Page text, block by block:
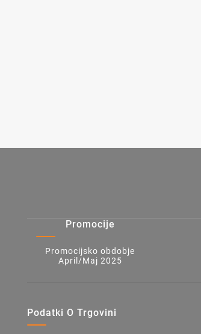
Promocije
Promocijsko obdobje
April/Maj 2025
Podatki O Trgovini